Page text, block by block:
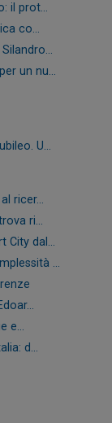
il prot...
co...
un nu...
U...
ricer...
ri...
City dal...
...
e...
d...